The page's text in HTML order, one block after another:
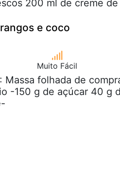
200 ml de creme
e coco
Muito Fácil
: Massa folhada de
-150 g de açúcar 40 g